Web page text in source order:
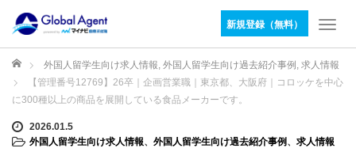
新規登録（無料）
T
g
g
a
ホーム 外国人留学生向け求人情報, 外国人留学生向け過去紹介事例 , 求人情報
【管理番号12769】26卒｜企画営業職｜東京都、大阪府｜コロッケを中心
に300種以上の商品を展開している食品メーカーです。
2026.01.5
外国人留学生向け求人情報、 外国人留学生向け過去紹介事例 、 求人情報